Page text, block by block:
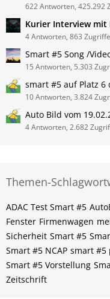
622 Antworten, 425.292
Kurier Interview mit
4 Antworten, 863
Smart #5 Song /
15 Antworten, 5.303
smart #5 auf Platz
10 Antworten, 3.824
Auto Bild vom
4 Antworten, 2.682
Themen-
ADAC Test Smart #5
Fenster Firmenwagen
Sicherheit Smart #5
Smart #5 NCAP smart #5
Smart #5 Vorstellung
Zeitschrift